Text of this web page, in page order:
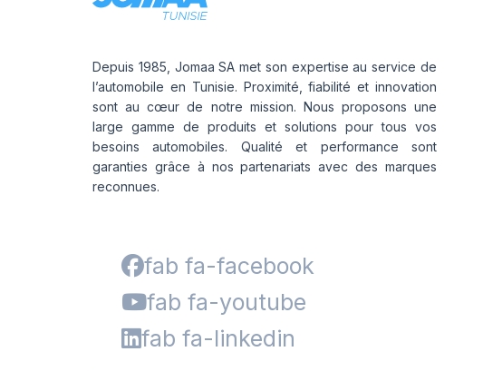
Depuis 1985, Jomaa SA met son expertise au service de
l’automobile en Tunisie. Proximité, fiabilité et innovation
sont au cœur de notre mission. Nous proposons une
large gamme de produits et solutions pour tous vos
besoins automobiles. Qualité et performance sont
garanties grâce à nos partenariats avec des marques
reconnues.
fab fa-facebook
fab fa-youtube
fab fa-linkedin